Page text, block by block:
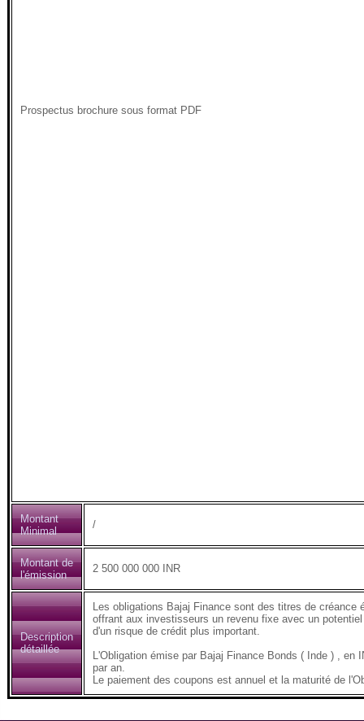
Prospectus brochure sous format PDF
Montant
Minimal
/
Montant de
l'émission
2 500 000 000 INR
Description
détaillée
Les obligations Bajaj Finance sont des titres de
offrant aux investisseurs un revenu fixe avec un
d'un risque de crédit plus important.
L'Obligation émise par Bajaj Finance Bonds ( Inde ) ,
par an.
Le paiement des coupons est annuel et la maturité de